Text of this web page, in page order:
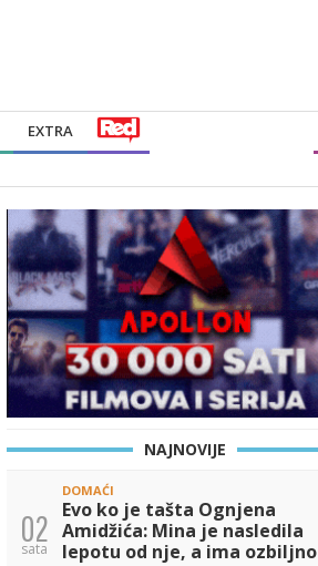
EXTRA
NAJNOVIJE
02
sata
DOMAĆI
Evo ko je tašta Ognjena
Amidžića: Mina je nasledila
lepotu od nje, a ima ozbiljno